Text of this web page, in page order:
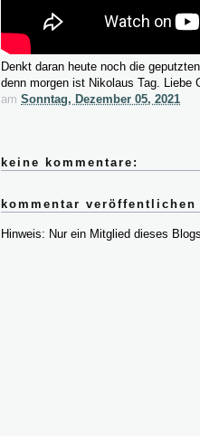
Denkt daran heute noch die
denn morgen ist Nikolaus Tag. Liebe
am Sonntag, Dezember 05, 2021
keine kommentare:
kommentar veröffentlichen
Hinweis: Nur ein Mitglied dieses